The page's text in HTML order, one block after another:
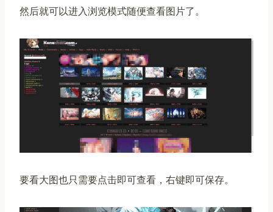
然后就可以进入浏览模式随便查看图片了。
要看大图也只需要点击即可查看，右键即可保存。